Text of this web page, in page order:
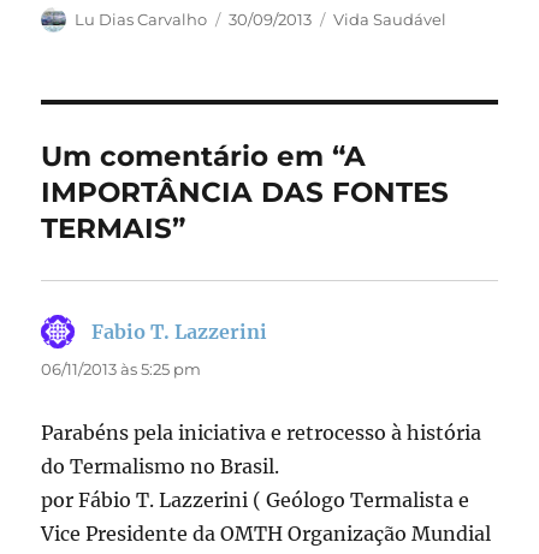
c
b
o
o
k
st
d
o
n
ai a
Autor
Lu Dias Carvalho
Publicado
30/09/2013 Categorias
Vida Saudável
Um comentário em “A
IMPORTÂNCIA DAS FONTES
TERMAIS”
Fabio T. Lazzerini
06/11/2013 às 5:25 pm
Parabéns pela iniciativa e retrocesso à história
do Termalismo no Brasil.
por Fábio T. Lazzerini ( Geólogo Termalista e
Vice Presidente da OMTH Organização Mundial